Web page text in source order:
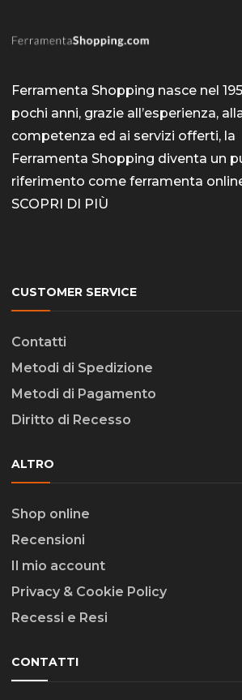
Ferramenta Shopping nasce nel
pochi anni, grazie all’esperienza,
competenza ed ai servizi offerti, la
Ferramenta Shopping diventa un
riferimento come ferramenta
SCOPRI DI PIÙ
CUSTOMER SERVICE
Contatti
Metodi di Spedizione
Metodi di Pagamento
Diritto di Recesso
ALTRO
Shop online
Recensioni
Il mio account
Privacy & Cookie Policy
Recessi e Resi
CONTATTI